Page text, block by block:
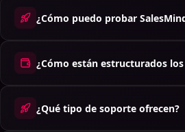
¿Cómo puedo probar
¿Cómo están estructurados
¿Qué tipo de soporte ofrecen?